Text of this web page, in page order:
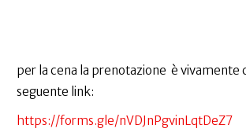
per la cena la prenotazione è vivamente
seguente link:
https://forms.gle/nVDJnPgvinLqtDeZ7